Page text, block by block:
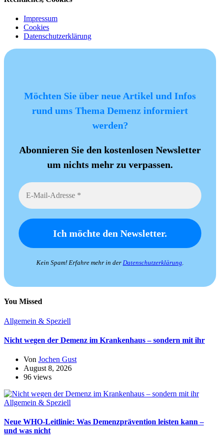
Impressum
Cookies
Datenschutzerklärung
Möchten Sie über neue Artikel und Infos
rund ums Thema Demenz informiert
werden?
Abonnieren Sie den kostenlosen Newsletter
um nichts mehr zu verpassen.
Kein Spam! Erfahre mehr in der Datenschutzerklärung.
You Missed
Allgemein & Speziell
Nicht wegen der Demenz im Krankenhaus – sondern mit ihr
Von Jochen Gust
August 8, 2026
96 views
Allgemein & Speziell
Neue WHO-Leitlinie: Was Demenzprävention leisten kann –
und was nicht